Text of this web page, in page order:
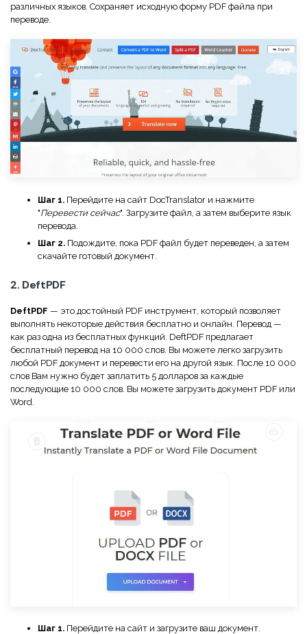
различных языков. Сохраняет исходную форму PDF файла при
переводе.
Шаг 1. Перейдите на сайт DocTranslator и нажмите
"Перевести сейчас". Загрузите файл, а затем выберите язык
перевода.
Шаг 2. Подождите, пока PDF файл будет переведен, а затем
скачайте готовый документ.
2. DeftPDF
DeftPDF — это достойный PDF инструмент, который позволяет
выполнять некоторые действия бесплатно и онлайн. Перевод —
как раз одна из бесплатных функций. DeftPDF предлагает
бесплатный перевод на 10 000 слов. Вы можете легко загрузить
любой PDF документ и перевести его на другой язык. После 10 000
слов Вам нужно будет заплатить 5 долларов за каждые
последующие 10 000 слов. Вы можете загрузить документ PDF или
Word.
Шаг 1. Перейдите на сайт и загрузите ваш документ.